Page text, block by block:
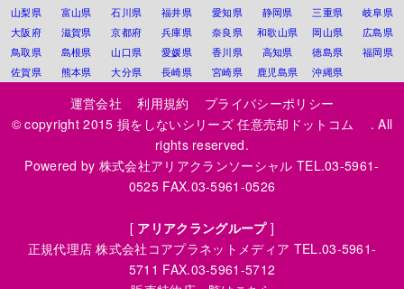
山梨県
富山県 石川県 福井県 愛知県 静岡県 三重県
岐阜県
大阪府
滋賀県 京都府 兵庫県 奈良県 和歌山県 岡山県
広島県
鳥取県
島根県 山口県 愛媛県 香川県 高知県 徳島県
福岡県
佐賀県
熊本県 大分県 長崎県 宮崎県 鹿児島県 沖縄県
運営会社 利用規約
プライバシーポリシー
© copyright 2015損をしないシリーズ 任意売却ドットコム
. All
rights reserved.
Powered by 株式会社アリアクランソーシャル TEL.03-5961-
0525 FAX.03-5961-0526
[ アリアクラングループ]
正規代理店株式会社コアプラネットメディア TEL.03-5961-
5711 FAX.03-5961-5712